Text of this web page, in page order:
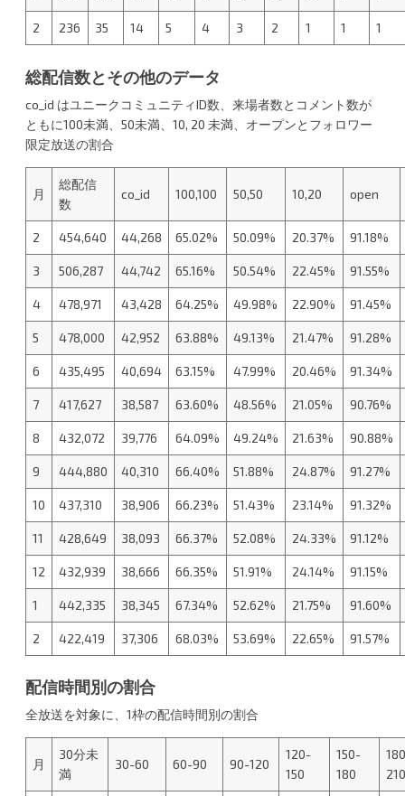
2 236 35 14 5 4 3 2 1 1 1
総配信数とその他のデータ
co_id はユニークコミュニティID数、来場者数とコメント数が
ともに100未満、50未満、10, 20 未満、オープンとフォロワー
限定放送の割合
月
総配信
数
co_id 100,100 50,50 10,20 open
2 454,640 44,268 65.02% 50.09% 20.37% 91.18%
3 506,287 44,742 65.16% 50.54% 22.45% 91.55%
4 478,971 43,428 64.25% 49.98% 22.90% 91.45%
5 478,000 42,952 63.88% 49.13% 21.47% 91.28%
6 435,495 40,694 63.15% 47.99% 20.46% 91.34%
7 417,627 38,587 63.60% 48.56% 21.05% 90.76%
8 432,072 39,776 64.09% 49.24% 21.63% 90.88%
9 444,880 40,310 66.40% 51.88% 24.87% 91.27%
10 437,310 38,906 66.23% 51.43% 23.14% 91.32%
11 428,649 38,093 66.37% 52.08% 24.33% 91.12%
12 432,939 38,666 66.35% 51.91% 24.14% 91.15%
1 442,335 38,345 67.34% 52.62% 21.75% 91.60%
2 422,419 37,306 68.03% 53.69% 22.65% 91.57%
配信時間別の割合
全放送を対象に、1枠の配信時間別の割合
月
30分未
満
30-60 60-90 90-120
120-
150
150-
180
210